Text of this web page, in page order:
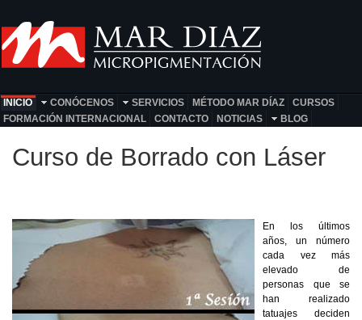
INICIO CONÓCENOS SERVICIOS MÉTODO MAR DÍAZ
CURSOS
FORMACIÓN INTERNACIONAL
CONTACTO NOTICIAS BLOG
Curso de Borrado con Láser
En los últimos
años, un número
cada vez más
elevado de
personas que se
han realizado
tatuajes deciden